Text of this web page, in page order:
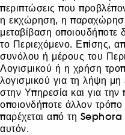
περιπτώσεις που
η εκχώρηση, η
μεταβίβαση οποιουδήποτε
το Περιεχόμενο. Επίσης,
συνόλου ή μέρους του
Λογισμικού ή η χρήση
λογισμικού για τη λήψη
στην Υπηρεσία και για
οποιονδήποτε άλλον
παρέχεται από τη Sephora
αυτόν.